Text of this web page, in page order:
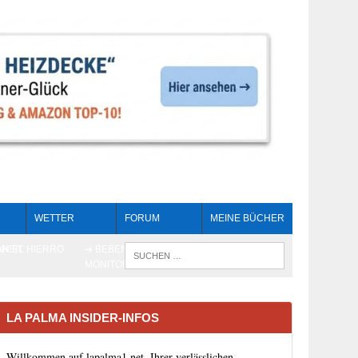
WETTER FORUM MEINE BÜCHER
LA PALMA INSIDER-INFOS